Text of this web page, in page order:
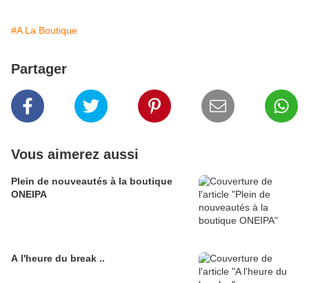
#A La Boutique
Partager
Vous aimerez aussi
Plein de nouveautés à la boutique
ONEIPA
A l'heure du break ..